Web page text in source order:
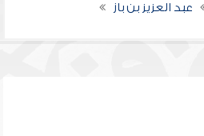
عبد العزيز بن باز